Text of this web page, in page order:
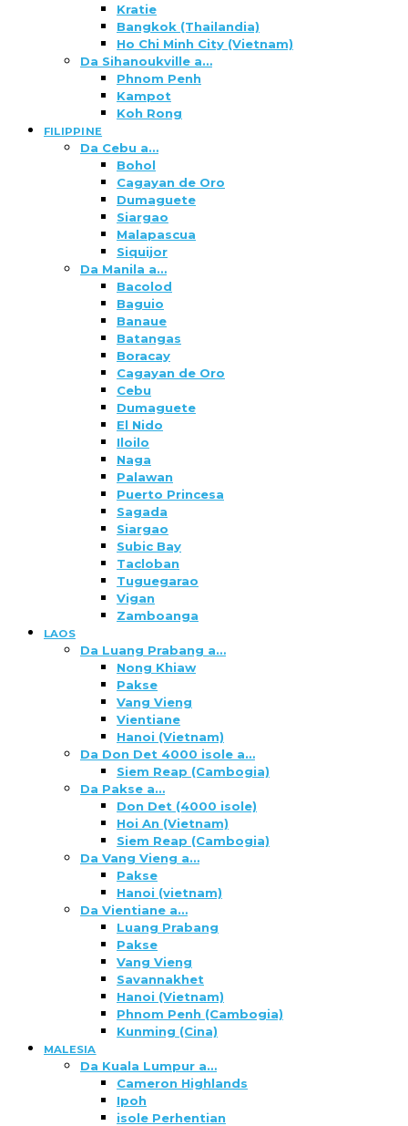
Kratie
Bangkok (Thailandia)
Ho Chi Minh City (Vietnam)
Da Sihanoukville a…
Phnom Penh
Kampot
Koh Rong
FILIPPINE
Da Cebu a…
Bohol
Cagayan de Oro
Dumaguete
Siargao
Malapascua
Siquijor
Da Manila a…
Bacolod
Baguio
Banaue
Batangas
Boracay
Cagayan de Oro
Cebu
Dumaguete
El Nido
Iloilo
Naga
Palawan
Puerto Princesa
Sagada
Siargao
Subic Bay
Tacloban
Tuguegarao
Vigan
Zamboanga
LAOS
Da Luang Prabang a…
Nong Khiaw
Pakse
Vang Vieng
Vientiane
Hanoi (Vietnam)
Da Don Det 4000 isole a…
Siem Reap (Cambogia)
Da Pakse a…
Don Det (4000 isole)
Hoi An (Vietnam)
Siem Reap (Cambogia)
Da Vang Vieng a…
Pakse
Hanoi (vietnam)
Da Vientiane a…
Luang Prabang
Pakse
Vang Vieng
Savannakhet
Hanoi (Vietnam)
Phnom Penh (Cambogia)
Kunming (Cina)
MALESIA
Da Kuala Lumpur a…
Cameron Highlands
Ipoh
isole Perhentian